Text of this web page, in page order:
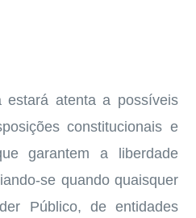
estará atenta a possíveis
constitucionais e
garantem a liberdade
se quando quaisquer
Público, de entidades